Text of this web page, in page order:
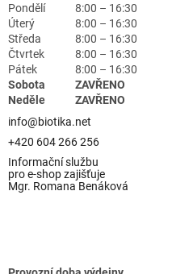
Pondělí
8:00 – 16:30
Úterý
8:00 – 16:30
Středa
8:00 – 16:30
Čtvrtek
8:00 – 16:30
Pátek
8:00 – 16:30
Sobota
ZAVŘENO
Neděle
ZAVŘENO
info@biotika.net
+420 604 266 256
Informační službu
pro e-shop zajišťuje
Mgr. Romana Benáková